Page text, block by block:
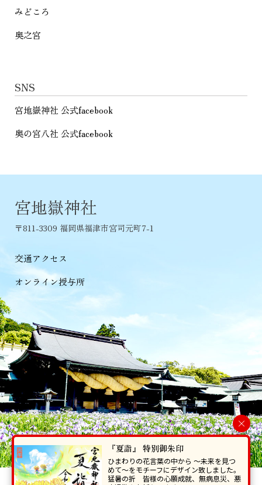
みどころ
奥之宮
SNS
宮地嶽神社 公式facebook
奥の宮八社 公式facebook
宮地嶽神社
〒811-3309 福岡県福津市宮司元町7-1
交通アクセス
オンライン授与所
当ホームページで掲載の写真・イラスト等を無断で転写･複製することを
×
『夏詣』 特別御朱印
ひまわりの花言葉の中から 〜未来を見つ
めて〜をモチーフにデザイン致しました。
猛暑の折 皆様の心願成就、無病息災、悪